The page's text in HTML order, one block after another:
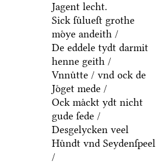
Jagent lecht.
Sick ſuͤlueſt grothe
moͤye andeith /
De eddele tydt darmit
henne geith /
Vnnuͤtte / vnd ock de
Joͤget mede /
Ock maͤckt ydt nicht
gude ſede /
Desgelycken veel
Huͤndt vnd Seydenſpeel
/